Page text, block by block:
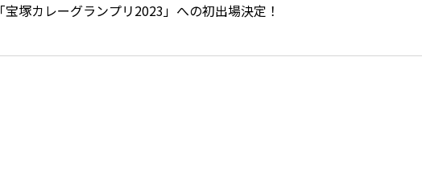
「宝塚カレーグランプリ2023」への初出場決定！